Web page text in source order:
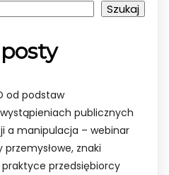
Szukaj
od podstaw
publicznych
a manipulacja – webinar
znaki
przedsiębiorcy